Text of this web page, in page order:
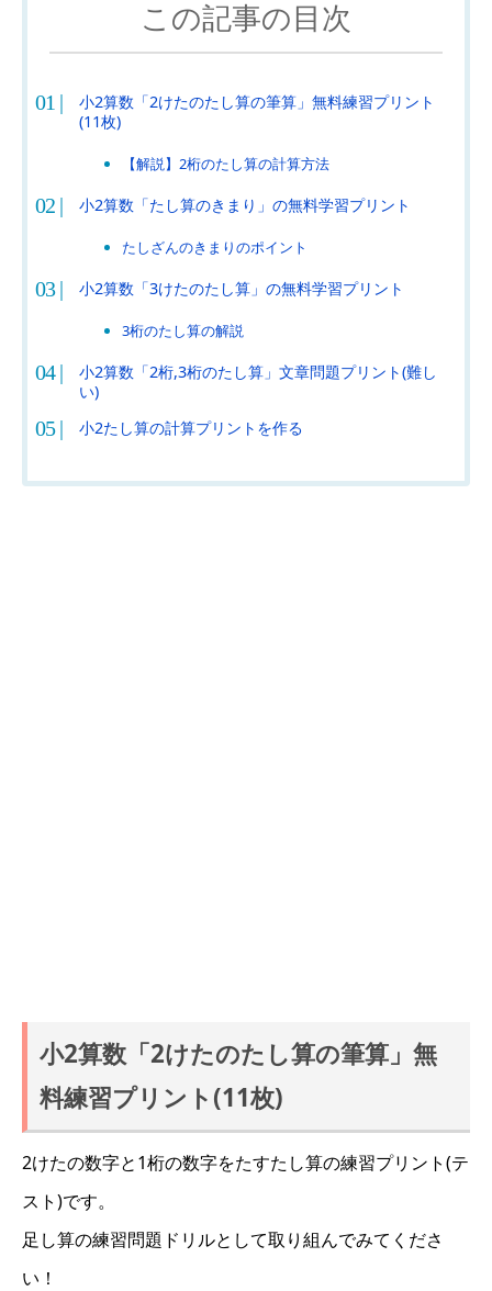
この記事の目次
小2算数「2けたのたし算の筆算」無料練習プリント
(11枚)
【解説】2桁のたし算の計算方法
小2算数「たし算のきまり」の無料学習プリント
たしざんのきまりのポイント
小2算数「3けたのたし算」の無料学習プリント
3桁のたし算の解説
小2算数「2桁,3桁のたし算」文章問題プリント(難し
い)
小2たし算の計算プリントを作る
小2算数「2けたのたし算の筆算」無
料練習プリント(11枚)
2けたの数字と1桁の数字をたすたし算の練習プリント(テ
スト)です。
足し算の練習問題ドリルとして取り組んでみてくださ
い！